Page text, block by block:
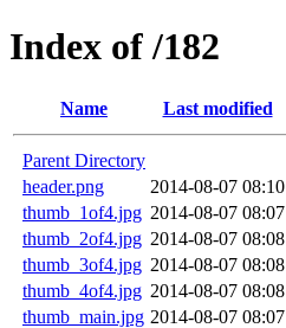
Index of /182
Name Last modified
Parent Directory
header.png
2014-08-07 08:10
thumb_1of4.jpg 2014-08-07 08:07
thumb_2of4.jpg 2014-08-07 08:08
thumb_3of4.jpg 2014-08-07 08:08
thumb_4of4.jpg 2014-08-07 08:08
thumb_main.jpg 2014-08-07 08:07